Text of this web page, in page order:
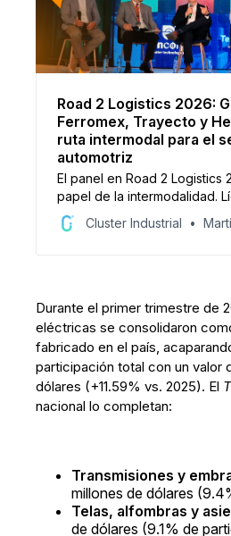
Road 2 Logistics 2026:
Ferromex, Trayecto y
ruta intermodal para el
automotriz
El panel en Road 2 Logistics
papel de la intermodalidad.
Ferromex, Trayecto y Henco
integración real entre tren y
Cluster Industrial
Durante el primer trimestre de
eléctricas se consolidaron
fabricado en el país,
participación total con un valor
dólares (+11.59% vs. 2025). El
nacional lo completan:
Transmisiones y
millones de dólares
Telas, alfombras y
de dólares (9.1% de